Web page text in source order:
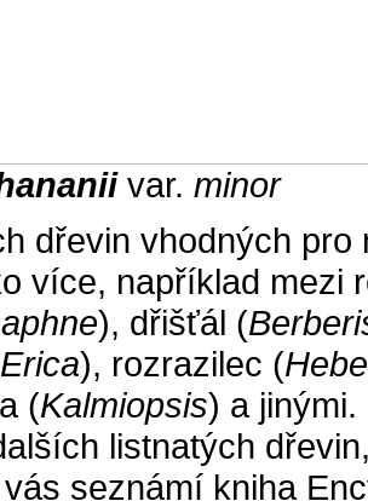
var. minor
dřevin vhodných
více, například mezi
), dřišťál (
Erica), rozrazilec (Hebe
(Kalmiopsis) a
listnatých
seznámí kniha